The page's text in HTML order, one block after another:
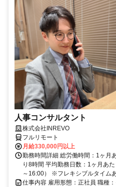
人事コンサルタント
株式会社INREVO
フルリモート
月給330,000円以上
勤務時間詳細 総労働時間：1ヶ月
り8時間 平均勤務日数：1ヶ月あ
～16:00） ※フレキシブルタイム
仕事内容 雇用形態：正社員 職種